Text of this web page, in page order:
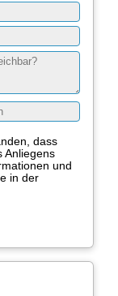
dass
Anliegens
und
in der